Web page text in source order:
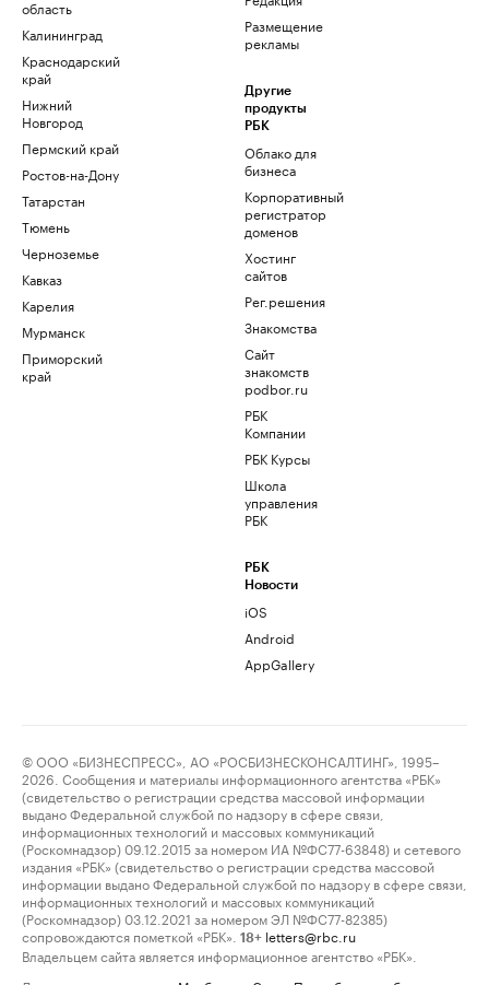
область
Калининград
Краснодарский
край
Нижний
Новгород
Пермский край
Ростов-на-Дону
Татарстан
Тюмень
Черноземье
Кавказ
Карелия
Мурманск
Приморский
край
Размещение
рекламы
Другие
продукты
РБК
Облако для
бизнеса
Корпоративный
регистратор
доменов
Хостинг
сайтов
Рег.решения
Знакомства
Сайт
знакомств
podbor.ru
РБК
Компании
РБК Курсы
Школа
управления
РБК
РБК
Новости
iOS
Android
AppGallery
© ООО «БИЗНЕСПРЕСС», АО «РОСБИЗНЕСКОНСАЛТИНГ», 1995–
2026. Сообщения и материалы информационного агентства «РБК»
(свидетельство о регистрации средства массовой информации
выдано Федеральной службой по надзору в сфере связи,
информационных технологий и массовых коммуникаций
(Роскомнадзор) 09.12.2015 за номером ИА №ФС77-63848) и сетевого
издания «РБК» (свидетельство о регистрации средства массовой
информации выдано Федеральной службой по надзору в сфере связи,
информационных технологий и массовых коммуникаций
(Роскомнадзор) 03.12.2021 за номером ЭЛ №ФС77-82385)
сопровождаются пометкой «РБК».
18+ letters@rbc.ru
Владельцем сайта является информационное агентство «РБК».